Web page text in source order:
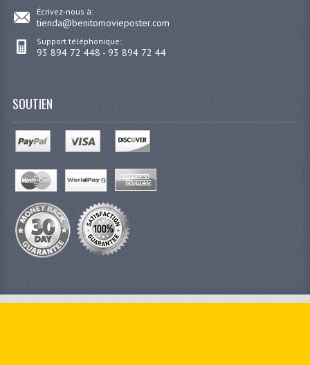
Écrivez-nous à:
tienda@benitomovieposter.com
Support téléphonique:
93 894 72 448 - 93 894 72 44
SOUTIEN